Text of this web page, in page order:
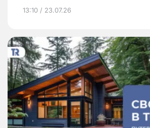
13:10 / 23.07.26